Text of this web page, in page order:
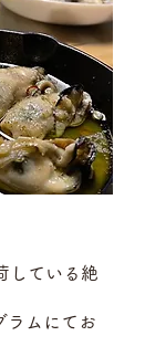
している絶
ラムにてお